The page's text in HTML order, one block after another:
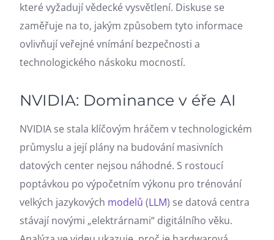
které vyžadují vědecké vysvětlení. Diskuse se
zaměřuje na to, jakým způsobem tyto informace
ovlivňují veřejné vnímání bezpečnosti a
technologického náskoku mocností.
NVIDIA: Dominance v éře AI
NVIDIA se stala klíčovým hráčem v technologickém
průmyslu a její plány na budování masivních
datových center nejsou náhodné. S rostoucí
poptávkou po výpočetním výkonu pro trénování
velkých jazykových modelů (LLM) se datová centra
stávají novými „elektrárnami“ digitálního věku.